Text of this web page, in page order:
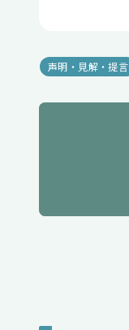
声明・見解・提言